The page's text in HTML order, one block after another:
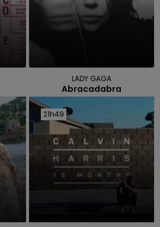
LADY GAGA
Abracadabra
21h49
21h49